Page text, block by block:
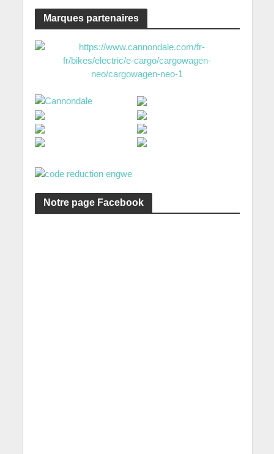
Marques partenaires
Notre page Facebook